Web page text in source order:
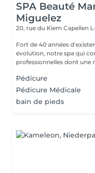
SPA Beauté
Miguelez
20, rue du Kiem Capellen
Fort de 40 années
évolution, notre spa qui
professionnelles dont une
Pédicure
Pédicure Médicale
bain de pieds